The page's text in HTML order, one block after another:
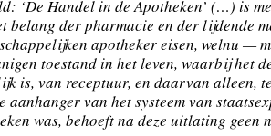
‘De Handel in de Apotheken’ (…) is
belang der pharmacie en der lijdende
apotheker eisen, welnu —
toestand in het leven, waarbij het
is, van receptuur, en daarvan alleen,
aanhanger van het systeem van
was, behoeft na deze uitlating geen